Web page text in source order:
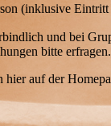
(inklusive
und bei
bitte erfragen.
hier auf der